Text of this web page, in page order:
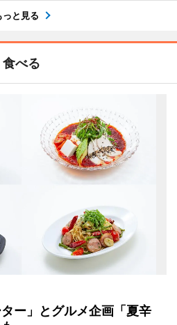
っと見る
食べる
ー」とグルメ企画「夏辛